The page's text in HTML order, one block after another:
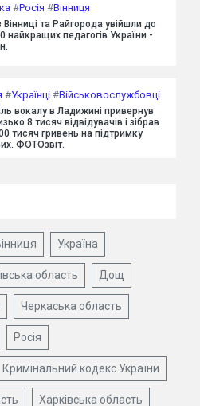
#Росія #Вінниця
Вінниці та Райгорода увійшли до
найкращих педагогів України -
#Українці #Військовослужбовці
вокалу в Ладижині привернув
8 тисяч відвідувачів і зібрав
тисяч гривень на підтримку
ФОТОзвіт.
Україна
область Дощ
Черкаська область
Росія
Кримінальний кодекс України
Харківська область